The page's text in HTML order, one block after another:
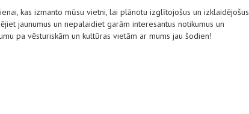
kas izmanto mūsu vietni, lai plānotu izglītojošus un izklaidējošus
jaunumus un nepalaidiet garām interesantus notikumus un
pa vēsturiskām un kultūras vietām ar mums jau šodien!